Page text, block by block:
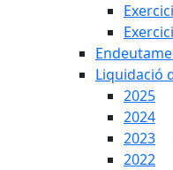
Liquidació
2025
2024
2023
2022